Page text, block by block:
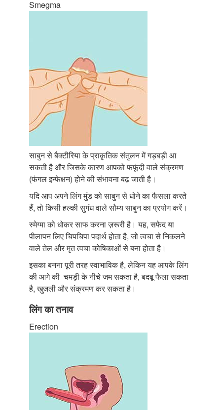
Smegma
साबुन से बैक्टीरिया के प्राकृतिक संतुलन में गड़बड़ी आ
सकती है और जिसके कारण आपको फफूंदी वाले संक्रमण
(फंगल इन्फेक्षन) होने की संभावना बढ़ जाती है।
यदि आप अपने लिंग मुंड को साबुन से धोने का फैसला करते
हैं, तो किसी हल्की सुगंध वाले सौम्य साबुन का प्रयोग करें।
स्मेग्मा को धोकर साफ करना ज़रूरी है। यह, सफेद या
पीलापन लिए चिपचिपा पदार्थ होता है, जो त्वचा से निकलने
वाले तेल और मृत त्वचा कोषिकाओं से बना होता है।
इसका बनना पूरी तरह स्वाभाविक है, लेकिन यह आपके लिंग
की आगे की चमड़ी के नीचे जम सकता है, बदबू फैला सकता
है, खुजली और संक्रमण कर सकता है।
लिंग का तनाव
Erection